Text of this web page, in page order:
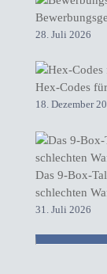
28. Juli 2026
Hex-Codes
18. Dezember
Das 9-Box-
schlechten
31. Juli 2026